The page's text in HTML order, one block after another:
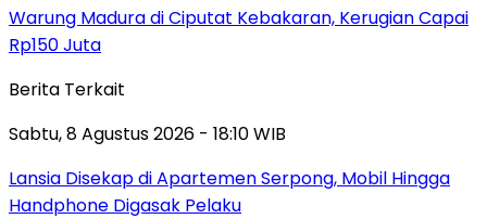
Warung Madura di Ciputat Kebakaran, Kerugian Capai
Rp150 Juta
Berita Terkait
Sabtu, 8 Agustus 2026 - 18:10 WIB
Lansia Disekap di Apartemen Serpong, Mobil Hingga
Handphone Digasak Pelaku